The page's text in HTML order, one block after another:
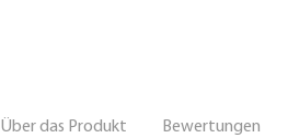
Über das Produkt Bewertungen